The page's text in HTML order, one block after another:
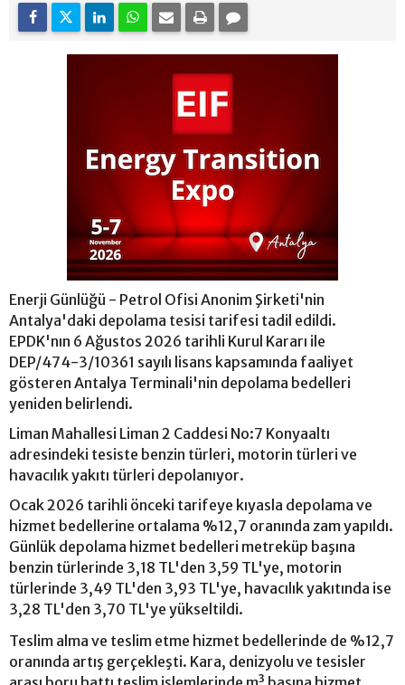
Enerji Günlüğü - Petrol Ofisi Anonim Şirketi'nin
Antalya'daki depolama tesisi tarifesi tadil edildi.
EPDK'nın 6 Ağustos 2026 tarihli Kurul Kararı ile
DEP/474-3/10361 sayılı lisans kapsamında faaliyet
gösteren Antalya Terminali'nin depolama bedelleri
yeniden belirlendi.
Liman Mahallesi Liman 2 Caddesi No:7 Konyaaltı
adresindeki tesiste benzin türleri, motorin türleri ve
havacılık yakıtı türleri depolanıyor.
Ocak 2026 tarihli önceki tarifeye kıyasla depolama ve
hizmet bedellerine ortalama %12,7 oranında zam yapıldı.
Günlük depolama hizmet bedelleri metreküp başına
benzin türlerinde 3,18 TL'den 3,59 TL'ye, motorin
türlerinde 3,49 TL'den 3,93 TL'ye, havacılık yakıtında ise
3,28 TL'den 3,70 TL'ye yükseltildi.
Teslim alma ve teslim etme hizmet bedellerinde de %12,7
oranında artış gerçekleşti. Kara, denizyolu ve tesisler